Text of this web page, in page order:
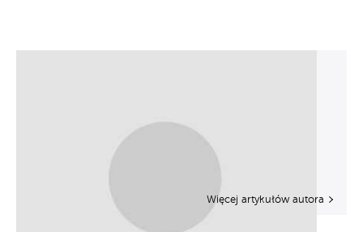
Więcej artykułów autora